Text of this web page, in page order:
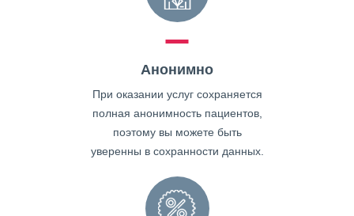
Анонимно
При оказании услуг сохраняется
полная анонимность пациентов,
поэтому вы можете быть
уверенны в сохранности данных.